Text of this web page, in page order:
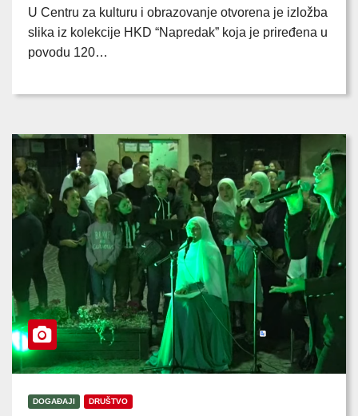
U Centru za kulturu i obrazovanje otvorena je izložba
slika iz kolekcije HKD “Napredak” koja je priređena u
povodu 120…
DOGAĐAJI DRUŠTVO